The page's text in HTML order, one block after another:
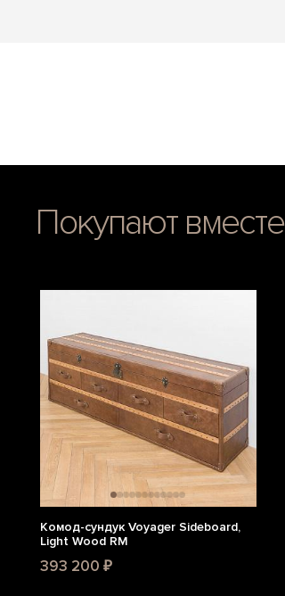
Покупают вместе
Комод-сундук Voyager Sideboard,
Light Wood RM
393 200 ₽